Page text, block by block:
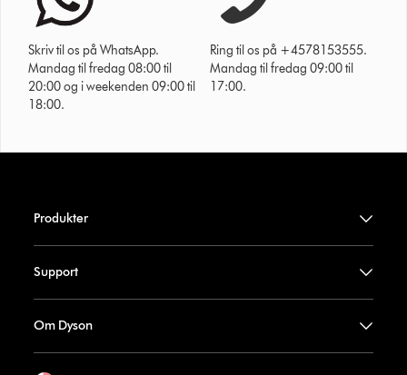
Skriv til os på WhatsApp.
Mandag til fredag 08:00 til
20:00 og i weekenden 09:00 til
18:00.
Ring til os på +4578153555.
Mandag til fredag 09:00 til
17:00.
Produkter
Support
Om Dyson